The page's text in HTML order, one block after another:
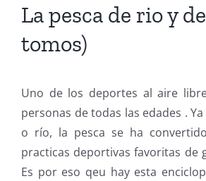
La pesca de rio y
tomos)
Uno de los deportes al aire
personas de todas las edades .
o río, la pesca se ha
practicas deportivas favoritas de
Es por eso qeu hay esta